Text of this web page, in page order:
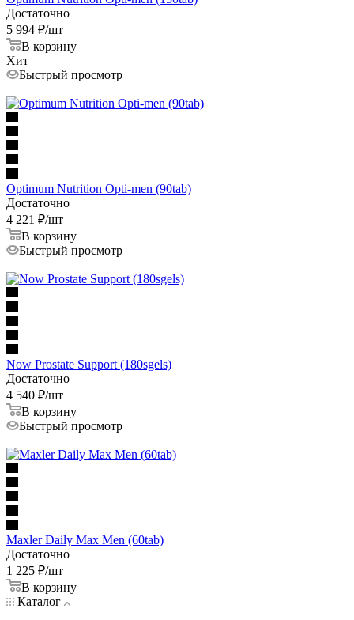
Достаточно
5 994 ₽/шт
В корзину
Хит
Быстрый просмотр
Optimum Nutrition Opti-men (90tab)
Достаточно
4 221 ₽/шт
В корзину
Быстрый просмотр
Now Prostate Support (180sgels)
Достаточно
4 540 ₽/шт
В корзину
Быстрый просмотр
Maxler Daily Max Men (60tab)
Достаточно
1 225 ₽/шт
В корзину
Каталог